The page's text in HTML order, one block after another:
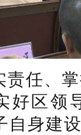
责任、
好区领
身建